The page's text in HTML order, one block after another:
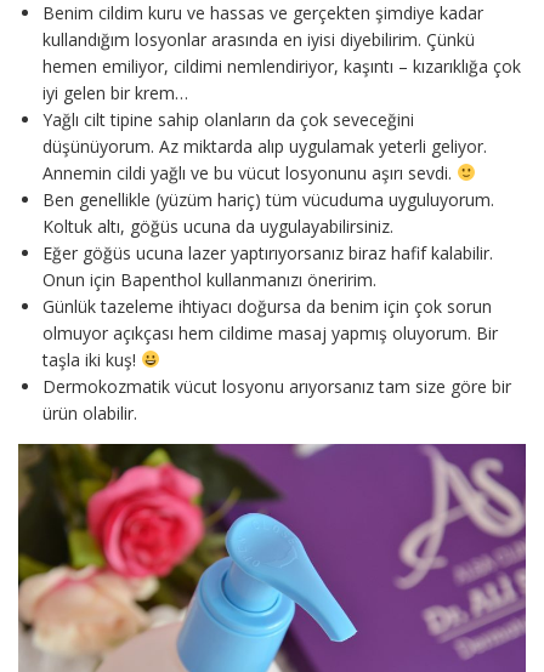
Benim cildim kuru ve hassas ve gerçekten şimdiye kadar
kullandığım losyonlar arasında en iyisi diyebilirim. Çünkü
hemen emiliyor, cildimi nemlendiriyor, kaşıntı – kızarıklığa çok
iyi gelen bir krem…
Yağlı cilt tipine sahip olanların da çok seveceğini
düşünüyorum. Az miktarda alıp uygulamak yeterli geliyor.
Annemin cildi yağlı ve bu vücut losyonunu aşırı sevdi.
Ben genellikle (yüzüm hariç) tüm vücuduma uyguluyorum.
Koltuk altı, göğüs ucuna da uygulayabilirsiniz.
Eğer göğüs ucuna lazer yaptırıyorsanız biraz hafif kalabilir.
Onun için Bapenthol kullanmanızı öneririm.
Günlük tazeleme ihtiyacı doğursa da benim için çok sorun
olmuyor açıkçası hem cildime masaj yapmış oluyorum. Bir
taşla iki kuş!
Dermokozmatik vücut losyonu arıyorsanız tam size göre bir
ürün olabilir.